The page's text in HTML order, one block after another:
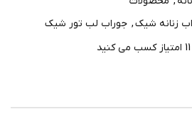
زنانه شیک, جوراب لب تور شیک
11 امتیاز کسب می کنید